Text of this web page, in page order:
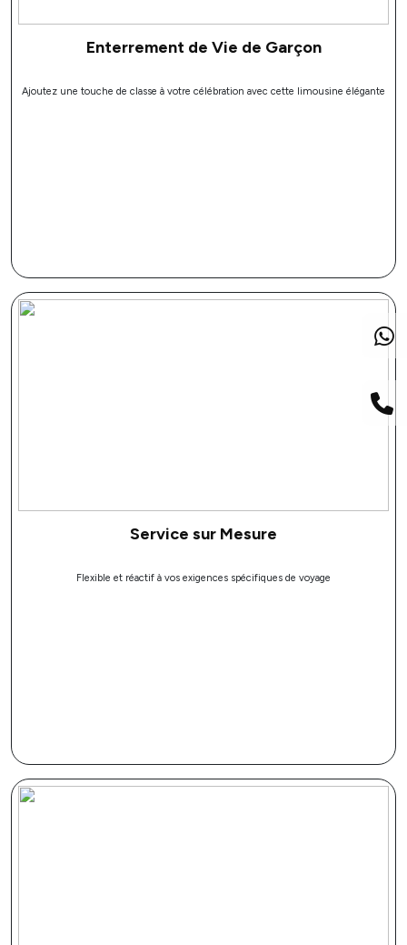
Enterrement de Vie de Garçon
Ajoutez une touche de classe à votre célébration avec cette limousine élégante
Service sur Mesure
Flexible et réactif à vos exigences spécifiques de voyage